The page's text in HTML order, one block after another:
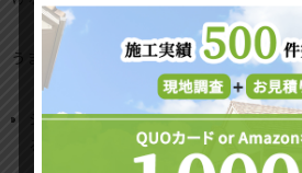
うまく付き合うコツは、次のように割
シートは「今冬を乗り切るための体
る・寝転ぶエリアを中心に使う